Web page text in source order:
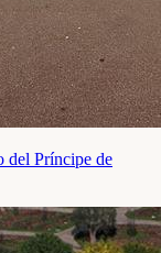
del Príncipe de